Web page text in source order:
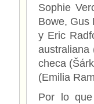
Sophie
Bowe, Gus
y Eric
australiana
checa
(Emilia
Por lo